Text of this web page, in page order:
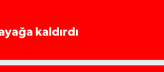
kaldırdı